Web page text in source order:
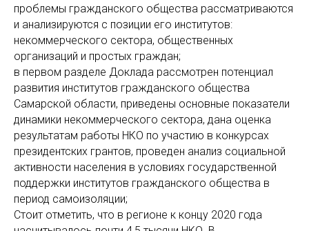
проблемы гражданского общества рассматриваются
и анализируются с позиции его институтов:
некоммерческого сектора, общественных
организаций и простых граждан;
в первом разделе Доклада рассмотрен потенциал
развития институтов гражданского общества
Самарской области, приведены основные показатели
динамики некоммерческого сектора, дана оценка
результатам работы НКО по участию в конкурсах
президентских грантов, проведен анализ социальной
активности населения в условиях государственной
поддержки институтов гражданского общества в
период самоизоляции;
Стоит отметить, что в регионе к концу 2020 года